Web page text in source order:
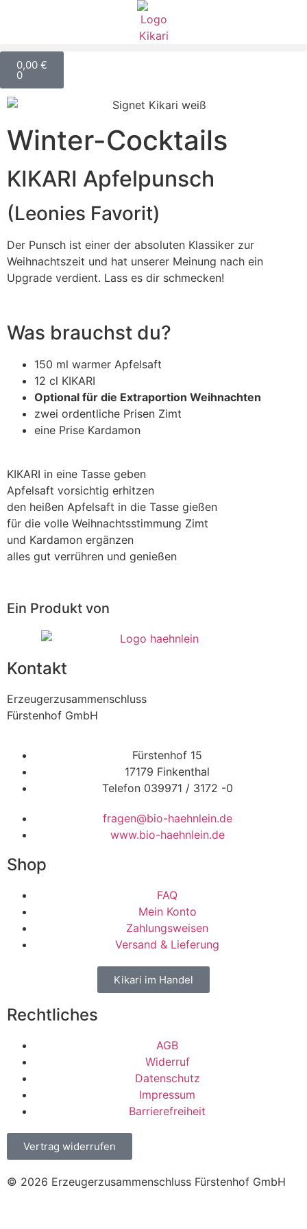
0,00 €
0
Winter-Cocktails
KIKARI Apfelpunsch
(Leonies Favorit)
Der Punsch ist einer der absoluten Klassiker zur
Weihnachtszeit und hat unserer Meinung nach ein
Upgrade verdient. Lass es dir schmecken!
Was brauchst du?
150 ml warmer Apfelsaft
12 cl KIKARI
Optional für die Extraportion Weihnachten
zwei ordentliche Prisen Zimt
eine Prise Kardamon
KIKARI in eine Tasse geben
Apfelsaft vorsichtig erhitzen
den heißen Apfelsaft in die Tasse gießen
für die volle Weihnachtsstimmung Zimt
und Kardamon ergänzen
alles gut verrühren und genießen
Ein Produkt von
Kontakt
Erzeugerzusammenschluss
Fürstenhof GmbH
Fürstenhof 15
17179 Finkenthal
Telefon 039971 / 3172 -0
fragen@bio-haehnlein.de
www.bio-haehnlein.de
Shop
FAQ
Mein Konto
Zahlungsweisen
Versand & Lieferung
Kikari im Handel
Rechtliches
AGB
Widerruf
Datenschutz
Impressum
Barrierefreiheit
Vertrag widerrufen
© 2026 Erzeugerzusammenschluss Fürstenhof GmbH